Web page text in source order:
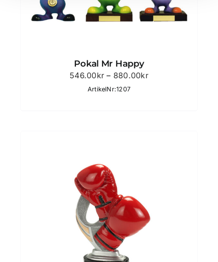
Pokal Mr Happy
546.00kr – 880.00krPrisintervall:
ArtikelNr:1207